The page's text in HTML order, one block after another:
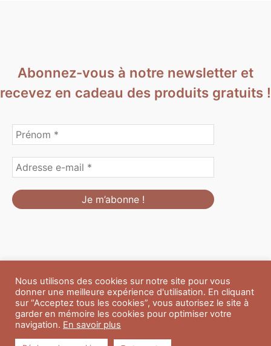
Abonnez-vous à notre newsletter et
recevez en cadeau des produits gratuits !
Formulaire de personnalisation Contact
Boutique
Blog
CGV
Mentions Légales
Politique de confidentialité
A propos
Copyright © 2026 Du Soleil et des Paillettes
Nous utilisons des cookies sur notre site pour vous
donner une meilleure expérience d'utilisation. En cliquant
sur “Acceptez tous les cookies”, vous autorisez le site à
garder en mémoire les cookies pour optimiser votre
navigation. En savoir plus